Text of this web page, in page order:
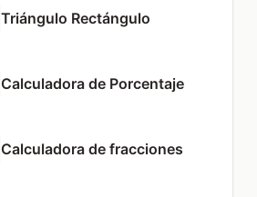
Triángulo Rectángulo
Calculadora de Porcentaje
Calculadora de fracciones